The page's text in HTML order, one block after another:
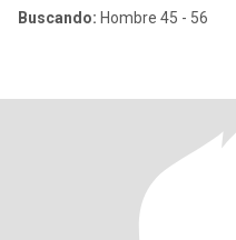
Buscando: Hombre 45 - 56